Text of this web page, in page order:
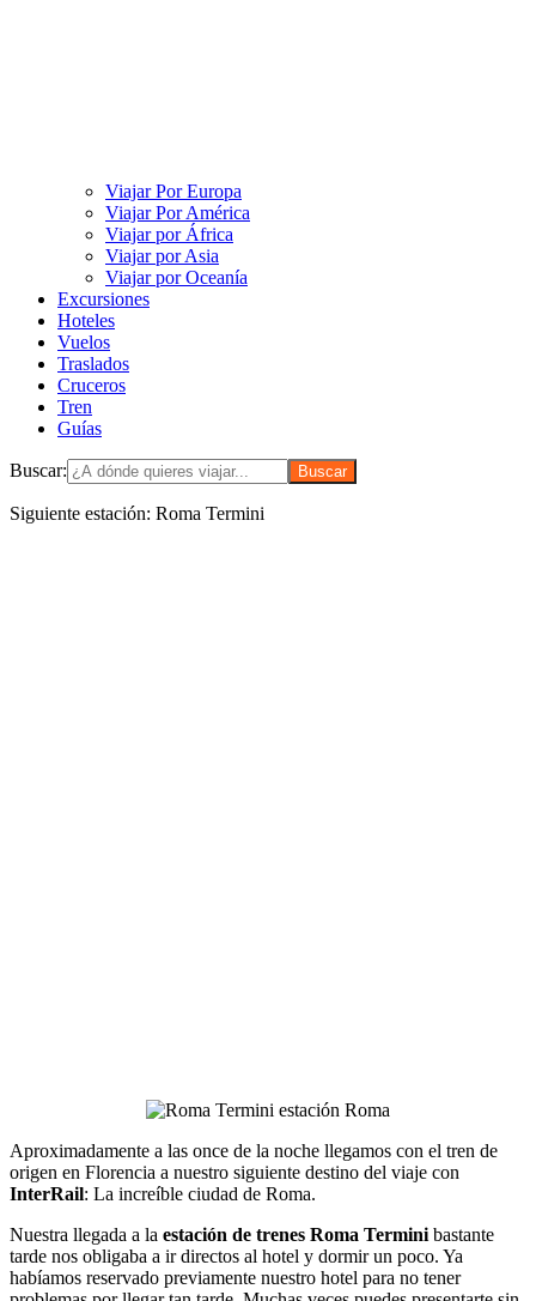
Viajar Por Europa
Viajar Por América
Viajar por África
Viajar por Asia
Viajar por Oceanía
Excursiones
Hoteles
Vuelos
Traslados
Cruceros
Tren
Guías
Buscar:
Siguiente estación: Roma Termini
Aproximadamente a las once de la noche llegamos con el tren de
origen en Florencia a nuestro siguiente destino del viaje con
InterRail: La increíble ciudad de Roma.
Nuestra llegada a la estación de trenes Roma Termini bastante
tarde nos obligaba a ir directos al hotel y dormir un poco. Ya
habíamos reservado previamente nuestro hotel para no tener